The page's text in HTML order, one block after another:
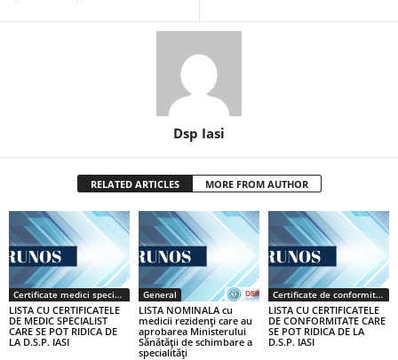
Dsp Iasi
RELATED ARTICLES MORE FROM AUTHOR
Certificate medici specialiști / primari
LISTA CU CERTIFICATELE
DE MEDIC SPECIALIST
CARE SE POT RIDICA DE
LA D.S.P. IASI
General
LISTA NOMINALA cu
medicii rezidenţi care au
aprobarea Ministerului
Sănătăţii de schimbare a
specialităţi
Certificate de conformitate
LISTA CU CERTIFICATELE
DE CONFORMITATE CARE
SE POT RIDICA DE LA
D.S.P. IASI